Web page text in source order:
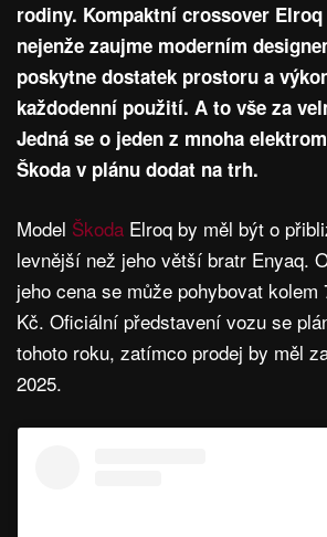
rodiny. Kompaktní crossover
nejenže zaujme moderním
poskytne dostatek prostoru a
každodenní použití. A to vše za
Jedná se o jeden z mnoha
Škoda v plánu dodat na trh.
Model Škoda Elroq by měl být o
levnější než jeho větší bratr Enyaq.
jeho cena se může pohybovat kolem
Kč. Oficiální představení vozu se
tohoto roku, zatímco prodej by měl
2025.